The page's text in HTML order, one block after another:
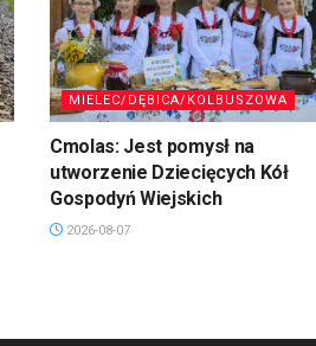
MIELEC/DĘBICA/KOLBUSZOWA
Cmolas: Jest pomysł na
utworzenie Dziecięcych Kół
Gospodyń Wiejskich
2026-08-07